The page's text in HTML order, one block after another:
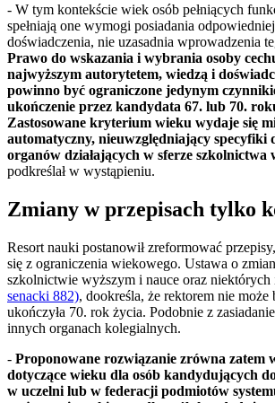
- W tym kontekście wiek osób pełniących
spełniają one wymogi posiadania
doświadczenia, nie uzasadnia wprowadzenia
Prawo do wskazania i wybrania osoby
najwyższym autorytetem, wiedzą i
powinno być ograniczone jedynym
ukończenie przez kandydata 67. lub 70.
Zastosowane kryterium wieku wydaje się
automatyczny, nieuwzględniający specyfiki
organów działających w sferze szkolnictwa
podkreślał w wystąpieniu.
Zmiany w przepisach tylko
Resort nauki postanowił zreformować
się z ograniczenia wiekowego. Ustawa o
szkolnictwie wyższym i nauce oraz niektórych
senacki 882), dookreśla, że rektorem nie może
ukończyła 70. rok życia. Podobnie z
innych organach kolegialnych.
- Proponowane rozwiązanie zrówna zatem
dotyczące wieku dla osób kandydujących
w uczelni lub w federacji podmiotów